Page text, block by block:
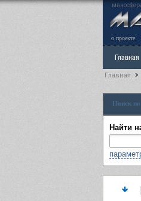
о проекте
Главная
Ветка:
Главная
Поиск
Найти